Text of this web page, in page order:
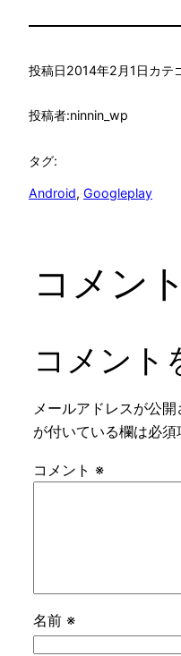
投稿日2014年2月1日カテ
投稿者:ninnin_wp
タグ:
Android, Googleplay
コメント
コメント
メールアドレスが公開
が付いている欄は必須
コメント ※
名前 ※